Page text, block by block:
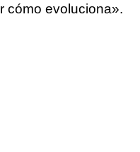
cómo evoluciona».